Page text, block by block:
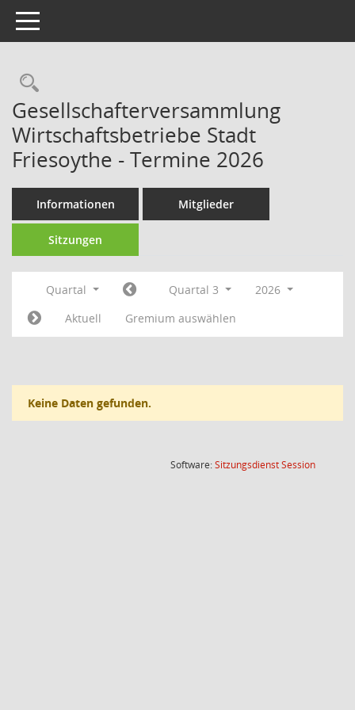
Toggle navigation
Rechercheauswahl
Gesellschafterversammlung
Wirtschaftsbetriebe Stadt
Friesoythe - Termine 2026
Informationen Mitglieder
Sitzungen
Quartal Quartal 3
2026
Aktuell
Gremium auswählen
Keine Daten gefunden.
Software:SitzungsdienstSession(Wird in